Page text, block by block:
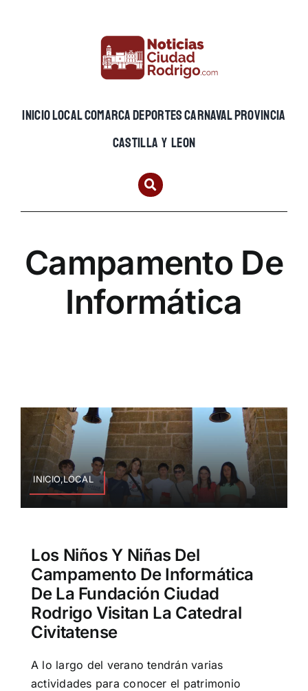
INICIOLOCALCOMARCADEPORTESCARNAVALPROVINCIA
CASTILLA Y LEON
Campamento De
Informática
INICIO,LOCAL
Los Niños Y Niñas Del
Campamento De Informática
De La Fundación Ciudad
Rodrigo Visitan La Catedral
Civitatense
A lo largo del verano tendrán varias
actividades para conocer el patrimonio